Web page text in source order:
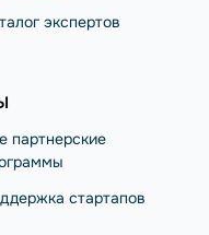
экспертов
партнерские
стартапов